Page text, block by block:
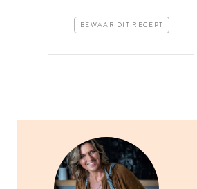
BEWAAR DIT RECEPT